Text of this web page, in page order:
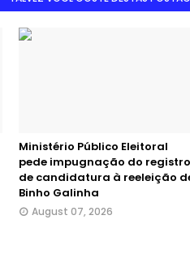
Ministério Público Eleitoral
pede impugnação do registro
de candidatura à reeleição
Binho Galinha
August 07, 2026